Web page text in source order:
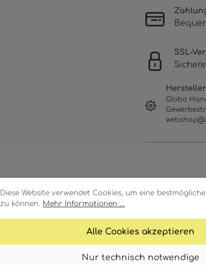
Diese Website verwendet Cookies, um eine
zu können. Mehr Informationen ...
Alle Cookies akzeptieren
Nur technisch notwendige
SSL-
Hersteller
Globo
Merkmale